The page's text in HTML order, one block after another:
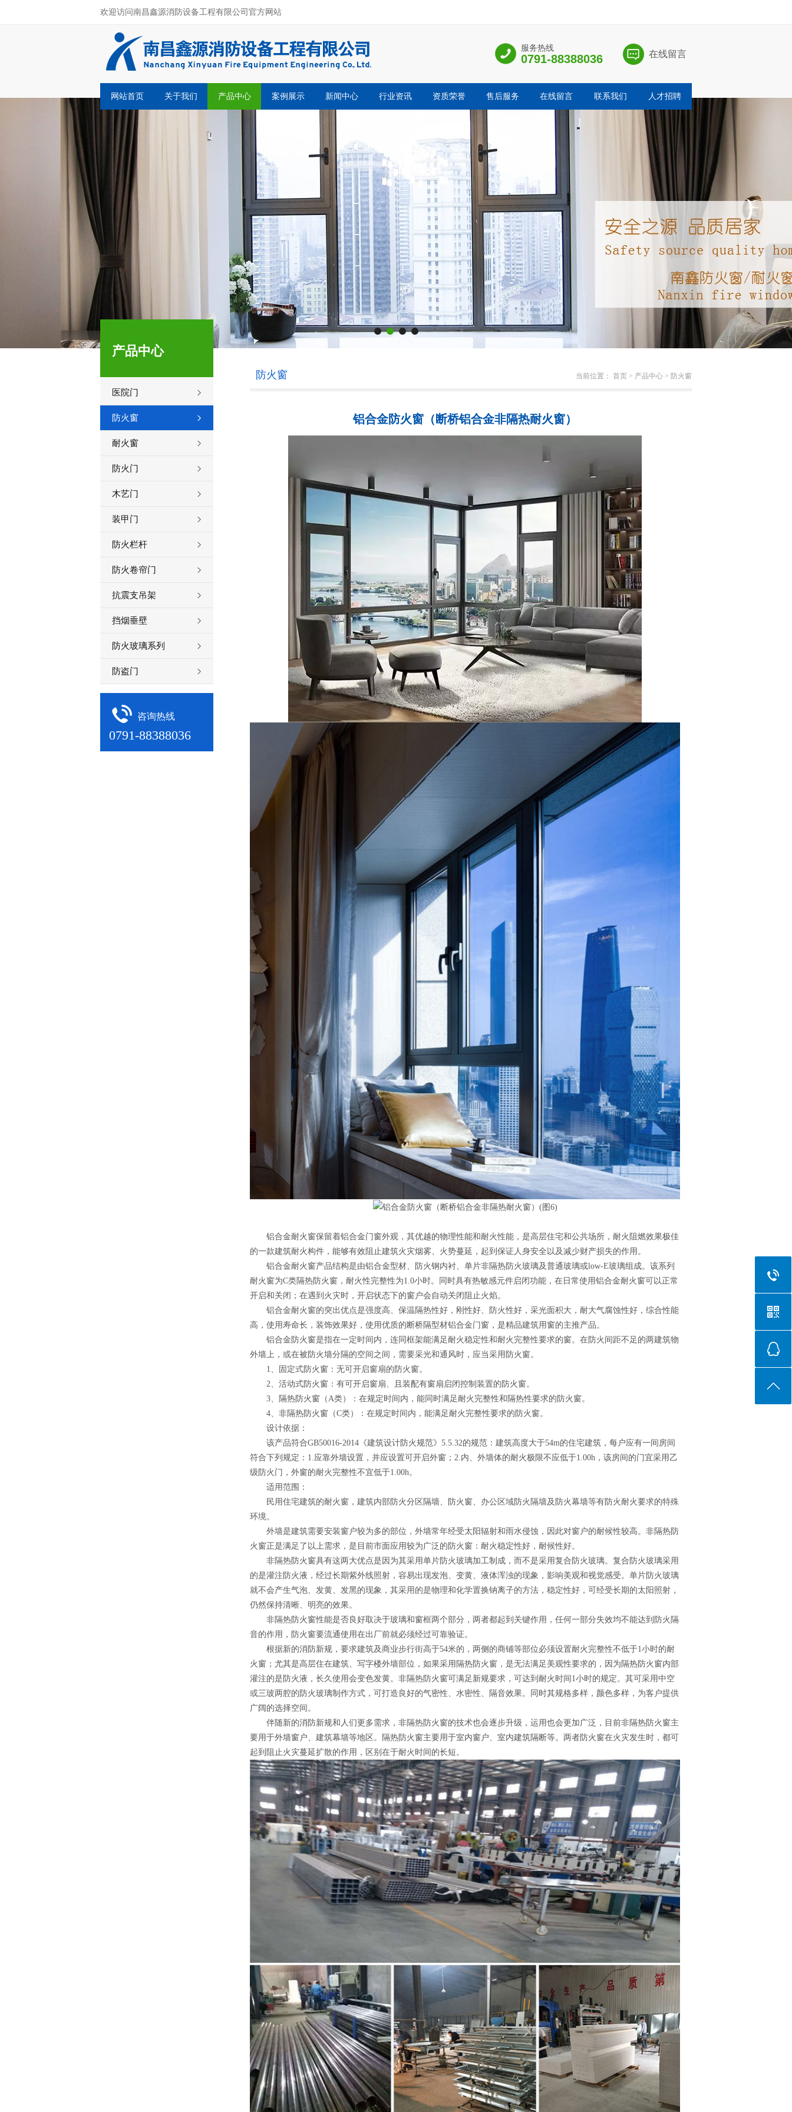
欢迎访问南昌鑫源消防设备工程有限公司官方网站
在线留言
服务热线
0791-88388036
网站首页 关于我们 产品中心 案例展示 新闻中心 行业资讯 资质荣誉 售后服务 在线留言 联系我们 人才招聘
产品中心
医院门
防火窗
耐火窗
防火门
木艺门
装甲门
防火栏杆
防火卷帘门
抗震支吊架
挡烟垂壁
防火玻璃系列
防盗门
咨询热线
0791-88388036
防火窗 当前位置： 首页 > 产品中心 > 防火窗
铝合金防火窗（断桥铝合金非隔热耐火窗）
铝合金耐火窗保留着铝合金门窗外观，其优越的物理性能和耐火性能，是高层住宅和公共场所，耐火阻燃效果极佳
的一款建筑耐火构件，能够有效阻止建筑火灾烟雾、火势蔓延，起到保证人身安全以及减少财产损失的作用。
铝合金耐火窗产品结构是由铝合金型材、防火钢内衬、单片非隔热防火玻璃及普通玻璃或low-E玻璃组成。该系列
耐火窗为C类隔热防火窗，耐火性完整性为1.0小时。同时具有热敏感元件启闭功能，在日常使用铝合金耐火窗可以正常
开启和关闭；在遇到火灾时，开启状态下的窗户会自动关闭阻止火焰。
铝合金耐火窗的突出优点是强度高、保温隔热性好，刚性好、防火性好，采光面积大，耐大气腐蚀性好，综合性能
高，使用寿命长，装饰效果好，使用优质的断桥隔型材铝合金门窗，是精品建筑用窗的主推产品。
铝合金防火窗是指在一定时间内，连同框架能满足耐火稳定性和耐火完整性要求的窗。在防火间距不足的两建筑物
外墙上，或在被防火墙分隔的空间之间，需要采光和通风时，应当采用防火窗。
1、固定式防火窗：无可开启窗扇的防火窗。
2、活动式防火窗：有可开启窗扇、且装配有窗扇启闭控制装置的防火窗。
3、隔热防火窗（A类）：在规定时间内，能同时满足耐火完整性和隔热性要求的防火窗。
4、非隔热防火窗（C类）：在规定时间内，能满足耐火完整性要求的防火窗。
设计依据：
该产品符合GB50016-2014《建筑设计防火规范》5.5.32的规范：建筑高度大于54m的住宅建筑，每户应有一间房间
符合下列规定：1.应靠外墙设置，并应设置可开启外窗；2.内、外墙体的耐火极限不应低于1.00h，该房间的门宜采用乙
级防火门，外窗的耐火完整性不宜低于1.00h。
适用范围：
民用住宅建筑的耐火窗，建筑内部防火分区隔墙、防火窗、办公区域防火隔墙及防火幕墙等有防火耐火要求的特殊
环境。
外墙是建筑需要安装窗户较为多的部位，外墙常年经受太阳辐射和雨水侵蚀，因此对窗户的耐候性较高。非隔热防
火窗正是满足了以上需求，是目前市面应用较为广泛的防火窗：耐火稳定性好，耐候性好。
非隔热防火窗具有这两大优点是因为其采用单片防火玻璃加工制成，而不是采用复合防火玻璃。复合防火玻璃采用
的是灌注防火液，经过长期紫外线照射，容易出现发泡、变黄、液体浑浊的现象，影响美观和视觉感受。单片防火玻璃
就不会产生气泡、发黄、发黑的现象，其采用的是物理和化学置换钠离子的方法，稳定性好，可经受长期的太阳照射，
仍然保持清晰、明亮的效果。
非隔热防火窗性能是否良好取决于玻璃和窗框两个部分，两者都起到关键作用，任何一部分失效均不能达到防火隔
音的作用，防火窗要流通使用在出厂前就必须经过可靠验证。
根据新的消防新规，要求建筑及商业步行街高于54米的，两侧的商铺等部位必须设置耐火完整性不低于1小时的耐
火窗；尤其是高层住在建筑、写字楼外墙部位，如果采用隔热防火窗，是无法满足美观性要求的，因为隔热防火窗内部
灌注的是防火液，长久使用会变色发黄。非隔热防火窗可满足新规要求，可达到耐火时间1小时的规定。其可采用中空
或三玻两腔的防火玻璃制作方式，可打造良好的气密性、水密性、隔音效果。同时其规格多样，颜色多样，为客户提供
广阔的选择空间。
伴随新的消防新规和人们更多需求，非隔热防火窗的技术也会逐步升级，运用也会更加广泛，目前非隔热防火窗主
要用于外墙窗户、建筑幕墙等地区。隔热防火窗主要用于室内窗户、室内建筑隔断等。两者防火窗在火灾发生时，都可
起到阻止火灾蔓延扩散的作用，区别在于耐火时间的长短。